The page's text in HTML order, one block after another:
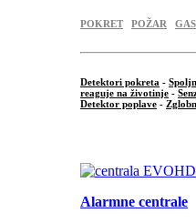
POKRET POŽAR GAS
Detektori pokreta -
reaguje na životinje -
Detektor poplave -
Alarmne centrale